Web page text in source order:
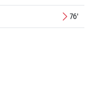
76'